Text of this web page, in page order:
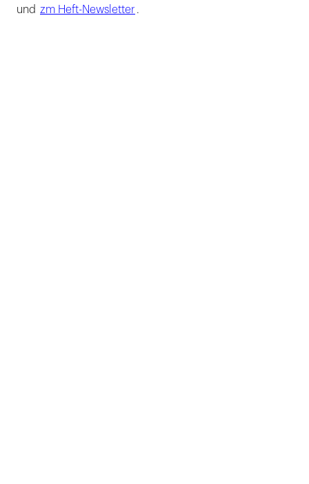
und zm Heft-Newsletter .